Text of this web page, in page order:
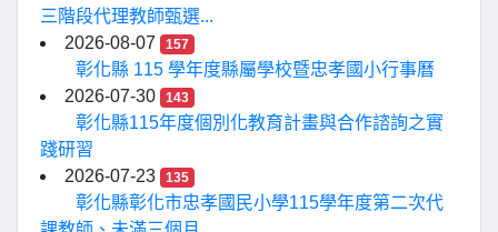
三階段代理教師甄選...
2026-08-07
157
彰化縣 115 學年度縣屬學校暨忠孝國小行事曆
2026-07-30
143
彰化縣115年度個別化教育計畫與合作諮詢之實
踐研習
2026-07-23
135
彰化縣彰化市忠孝國民小學115學年度第二次代